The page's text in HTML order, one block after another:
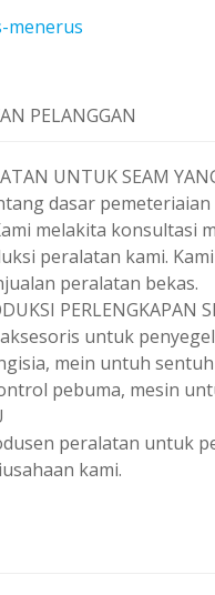
menerus
PELANGGAN
UNTUK SEAM
dasar
melakita konsultasi
peralatan kami.
peralatan bekas.
PERLENGKAPAN
untuk
mein untuh
pebuma, mesin
peralatan untuk
kami.